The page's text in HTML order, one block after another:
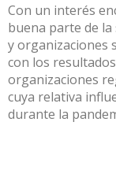
Con un interés
buena parte de la
y organizaciones
con los
organizaciones
cuya relativa
durante la